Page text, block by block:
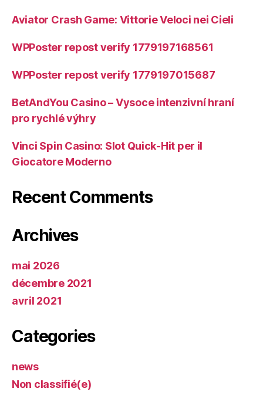
Aviator Crash Game: Vittorie Veloci nei Cieli
WPPoster repost verify 1779197168561
WPPoster repost verify 1779197015687
BetAndYou Casino – Vysoce intenzivní hraní
pro rychlé výhry
Vinci Spin Casino: Slot Quick‑Hit per il
Giocatore Moderno
Recent Comments
Archives
mai 2026
décembre 2021
avril 2021
Categories
news
Non classifié(e)